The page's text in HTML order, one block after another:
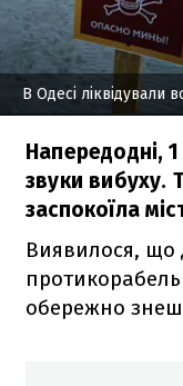
В Одесі ліквідували
Напередодні, 1
звуки вибуху.
заспокоїла
Виявилося, що
обережно